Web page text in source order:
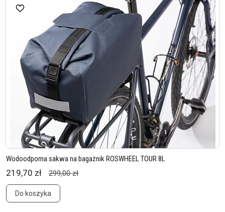
Wodoodporna sakwa na bagażnik ROSWHEEL TOUR 8L
219,70 zł 299,00 zł
Do koszyka